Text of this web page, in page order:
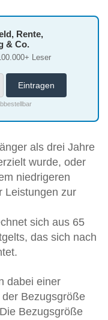
Rente,
& Co.
Leser
als drei Jahre
wurde, oder
niedrigeren
Leistungen zur
sich aus 65
das sich nach
dabei einer
Bezugsgröße
Bezugsgröße